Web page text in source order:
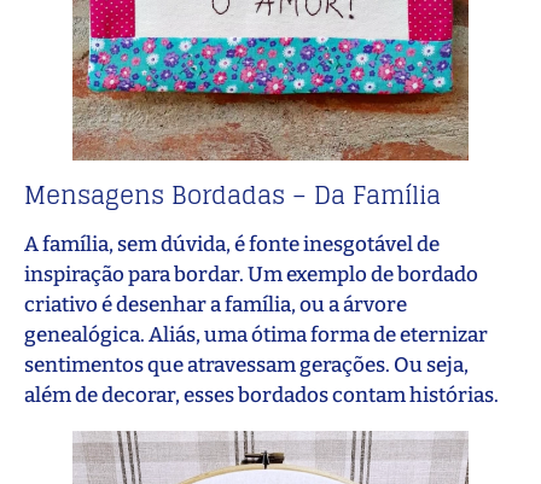
Mensagens Bordadas – Da Família
A família, sem dúvida, é fonte inesgotável de
inspiração para bordar. Um exemplo de bordado
criativo é desenhar a família, ou a árvore
genealógica. Aliás, uma ótima forma de eternizar
sentimentos que atravessam gerações. Ou seja,
além de decorar, esses bordados contam histórias.